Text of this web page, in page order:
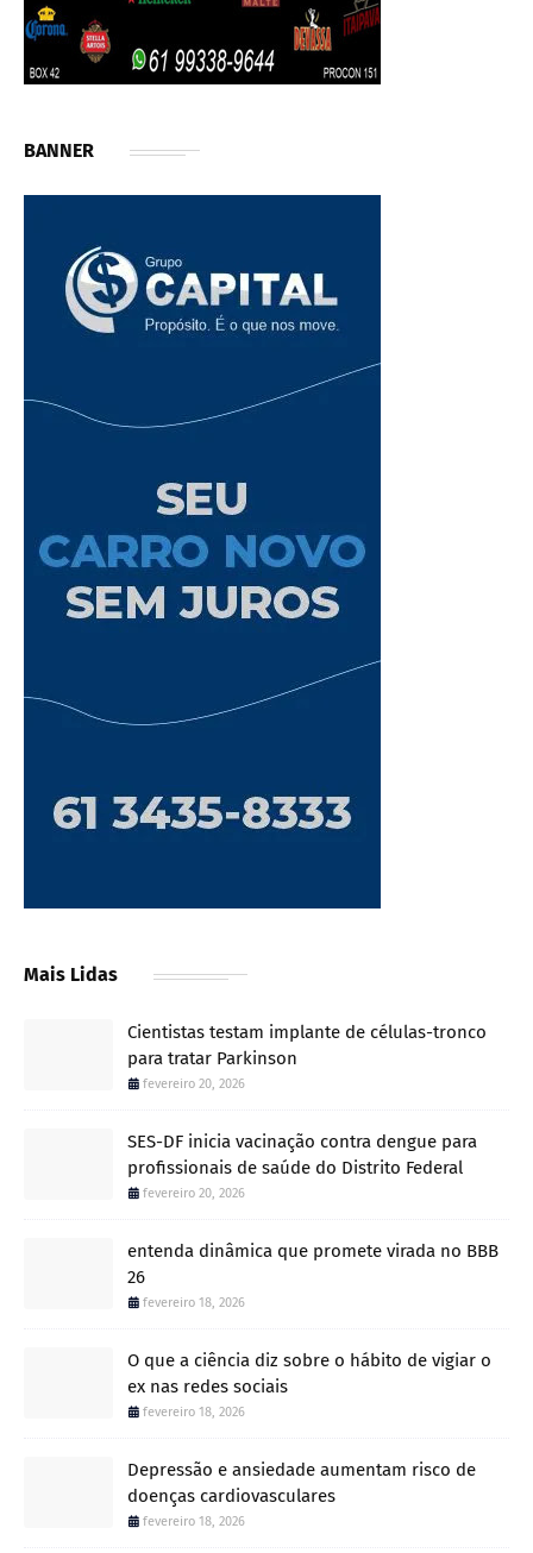
BANNER
Mais Lidas
Cientistas testam implante de células-tronco
para tratar Parkinson
fevereiro 20, 2026
SES-DF inicia vacinação contra dengue para
profissionais de saúde do Distrito Federal
fevereiro 20, 2026
entenda dinâmica que promete virada no BBB
26
fevereiro 18, 2026
O que a ciência diz sobre o hábito de vigiar o
ex nas redes sociais
fevereiro 18, 2026
Depressão e ansiedade aumentam risco de
doenças cardiovasculares
fevereiro 18, 2026